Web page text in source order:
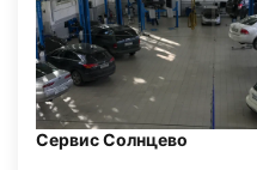
Сервис Солнцево